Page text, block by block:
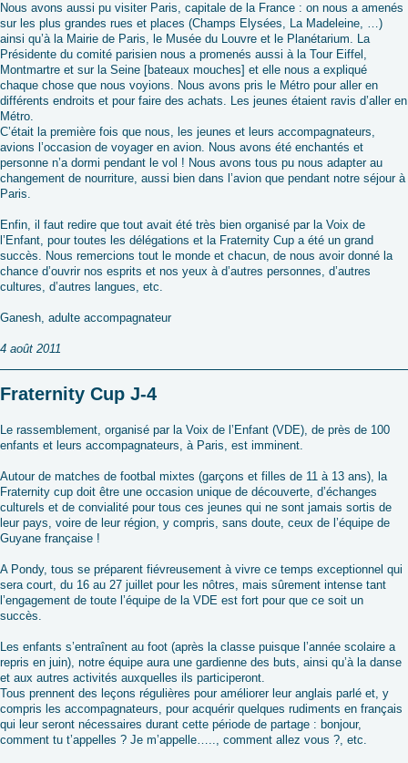
Nous avons aussi pu visiter Paris, capitale de la France : on nous a amenés
sur les plus grandes rues et places (Champs Elysées, La Madeleine, …)
ainsi qu’à la Mairie de Paris, le Musée du Louvre et le Planétarium. La
Présidente du comité parisien nous a promenés aussi à la Tour Eiffel,
Montmartre et sur la Seine [bateaux mouches] et elle nous a expliqué
chaque chose que nous voyions. Nous avons pris le Métro pour aller en
différents endroits et pour faire des achats. Les jeunes étaient ravis d’aller en
Métro.
C’était la première fois que nous, les jeunes et leurs accompagnateurs,
avions l’occasion de voyager en avion. Nous avons été enchantés et
personne n’a dormi pendant le vol ! Nous avons tous pu nous adapter au
changement de nourriture, aussi bien dans l’avion que pendant notre séjour à
Paris.
Enfin, il faut redire que tout avait été très bien organisé par la Voix de
l’Enfant, pour toutes les délégations et la Fraternity Cup a été un grand
succès. Nous remercions tout le monde et chacun, de nous avoir donné la
chance d’ouvrir nos esprits et nos yeux à d’autres personnes, d’autres
cultures, d’autres langues, etc.
Ganesh, adulte accompagnateur
4 août 2011
Fraternity Cup J-4
Le rassemblement, organisé par la Voix de l’Enfant (VDE), de près de 100
enfants et leurs accompagnateurs, à Paris, est imminent.
Autour de matches de footbal mixtes (garçons et filles de 11 à 13 ans), la
Fraternity cup doit être une occasion unique de découverte, d’échanges
culturels et de convialité pour tous ces jeunes qui ne sont jamais sortis de
leur pays, voire de leur région, y compris, sans doute, ceux de l’équipe de
Guyane française !
A Pondy, tous se préparent fiévreusement à vivre ce temps exceptionnel qui
sera court, du 16 au 27 juillet pour les nôtres, mais sûrement intense tant
l’engagement de toute l’équipe de la VDE est fort pour que ce soit un
succès.
Les enfants s’entraînent au foot (après la classe puisque l’année scolaire a
repris en juin), notre équipe aura une gardienne des buts, ainsi qu’à la danse
et aux autres activités auxquelles ils participeront.
Tous prennent des leçons régulières pour améliorer leur anglais parlé et, y
compris les accompagnateurs, pour acquérir quelques rudiments en français
qui leur seront nécessaires durant cette période de partage : bonjour,
comment tu t’appelles ? Je m’appelle….., comment allez vous ?, etc.